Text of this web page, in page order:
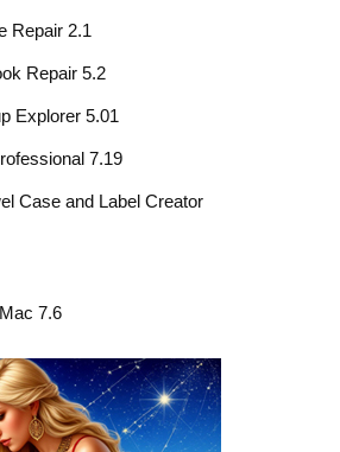
Repair 2.1
Repair 5.2
Explorer 5.01
7.19
Case and Label Creator
7.6